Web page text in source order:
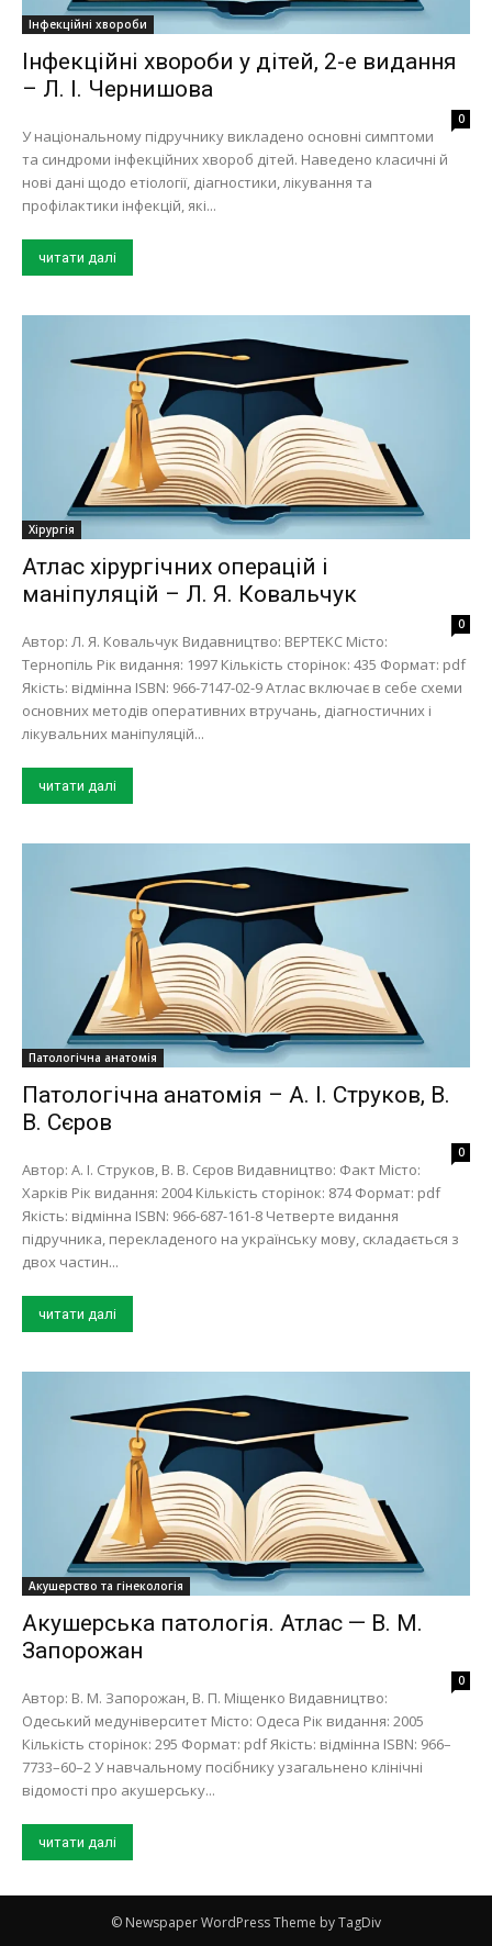
Інфекційні хвороби
Інфекційні хвороби у дітей, 2-е видання
– Л. І. Чернишова
0
У національному підручнику викладено основні симптоми
та синдроми інфекційних хвороб дітей. Наведено класичні й
нові дані щодо етіології, діагностики, лікування та
профілактики інфекцій, які...
читати далі
Хірургія
Атлас хірургічних операцій і
маніпуляцій – Л. Я. Ковальчук
0
Автор: Л. Я. Ковальчук Видавництво: ВЕРТЕКС Місто:
Тернопіль Рік видання: 1997 Кількість сторінок: 435 Формат: pdf
Якість: відмінна ISBN: 966-7147-02-9 Атлас включає в себе схеми
основних методів оперативних втручань, діагностичних і
лікувальних маніпуляцій...
читати далі
Патологічна анатомія
Патологічна анатомія – А. І. Струков, В.
В. Сєров
0
Автор: А. І. Струков, В. В. Сєров Видавництво: Факт Місто:
Харків Рік видання: 2004 Кількість сторінок: 874 Формат: pdf
Якість: відмінна ISBN: 966-687-161-8 Четверте видання
підручника, перекладеного на українську мову, складається з
двох частин...
читати далі
Акушерство та гінекологія
Акушерська патологія. Атлас — В. М.
Запорожан
0
Автор: В. М. Запорожан, В. П. Міщенко Видавництво:
Одеський медуніверситет Місто: Одеса Рік видання: 2005
Кількість сторінок: 295 Формат: pdf Якість: відмінна ISBN: 966–
7733–60–2 У навчальному посiбнику узагальнено клiнiчнi
вiдомостi про акушерську...
читати далі
© Newspaper WordPress Theme by TagDiv